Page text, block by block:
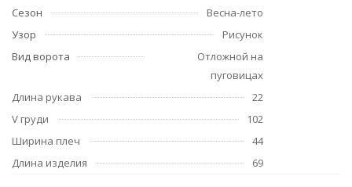
Сезон
Весна-лето
Узор
Рисунок
Вид ворота
Отложной на
пуговицах
Длина рукава
22
V груди
102
Ширина плеч
44
Длина изделия
69